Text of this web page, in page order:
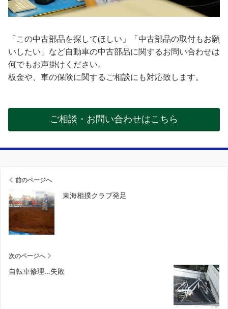
「この中古部品を探してほしい」「中古部品の取付もお願
いしたい」など自動車の中古部品に関するお問い合わせは
何でもお声掛けください。
板金や、車の保険に関するご相談にも対応致します。
ご相談・お問い合わせはこちら
前のページへ
東海相撲クラブ発足
次のページへ
自転車修理…失敗